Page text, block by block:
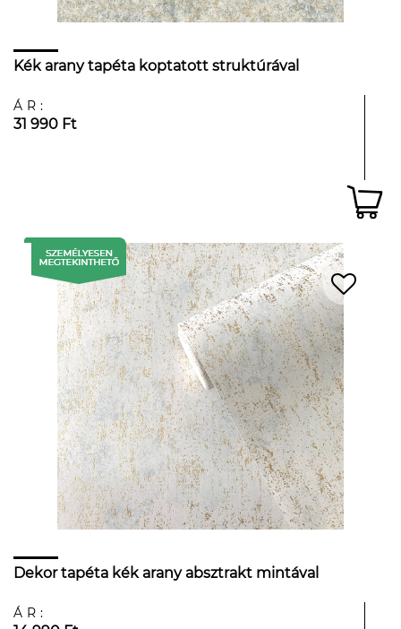
Kék arany tapéta koptatott struktúrával
ÁR:
31 990 Ft
Dekor tapéta kék arany absztrakt mintával
ÁR: